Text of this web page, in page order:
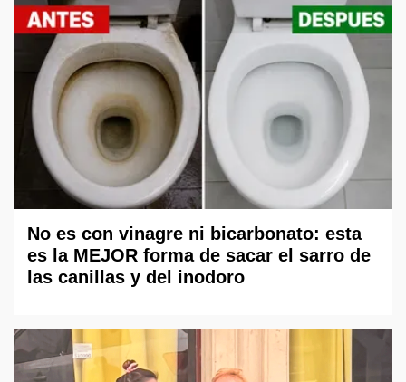
No es con vinagre ni bicarbonato: esta
es la MEJOR forma de sacar el sarro de
las canillas y del inodoro